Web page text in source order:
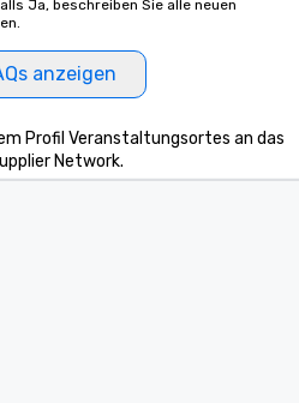
Ja, beschreiben Sie alle neuen
anzeigen
Profil Veranstaltungsortes an das
Network.